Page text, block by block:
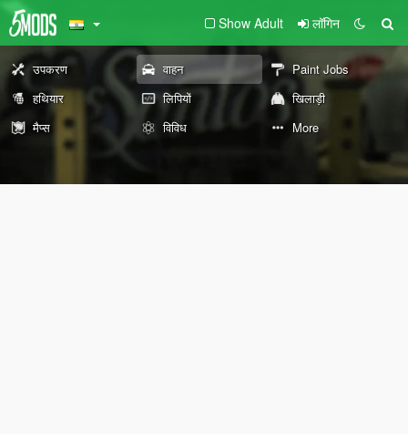
Show Adult लॉगिन
उपकरण वाहन
Paint Jobs
हथियार
लिपियों
खिलाड़ी
मैप्स
विविध More